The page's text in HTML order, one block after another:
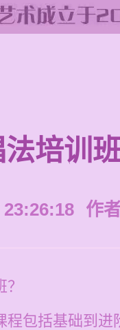
培训
23:26:18 作者
包括基础到